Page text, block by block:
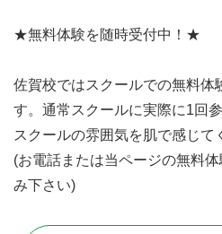
★無料体験を随時受付中！★
佐賀校ではスクールでの無料体
す。通常スクールに実際に1回
スクールの雰囲気を肌で感じて
(お電話または当ページの無料
み下さい)